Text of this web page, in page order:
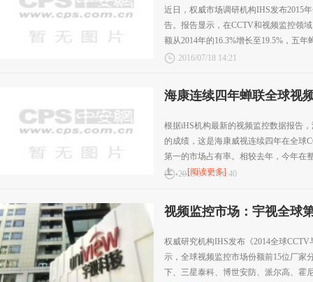
近日，权威市场调研机构IHS发布2015
告。报告显示，在CCTV和视频监控领
额从2014年的16.3%增长至19.5%，五年
2016/07/18 14:21
海康连续四年蝉联全球视
根据iHS机构最新的视频监控数据报告
的成绩，这是海康威视连续四年在全球
第一的市场占有率。相较去年，今年在
上，...[阅读更多]
2015/07/17 16:40
视频监控市场：宇视全球
权威研究机构IHS发布《2014全球
示，全球视频监控市场份额前15位厂家
下、三星泰科、博世安防、派尔高、霍